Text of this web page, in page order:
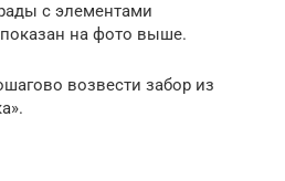
с элементами
на фото выше.
возвести забор из